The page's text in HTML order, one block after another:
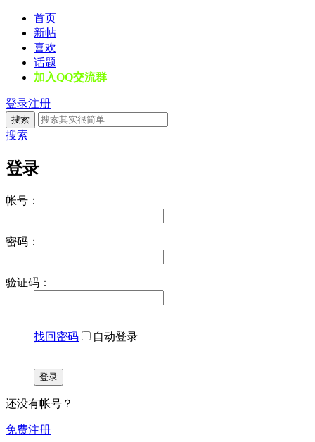
首页
新帖
喜欢
话题
加入QQ交流群
登录注册
搜索
搜索
登录
帐号：
密码：
验证码：
找回密码 自动登录
登录
还没有帐号？
免费注册